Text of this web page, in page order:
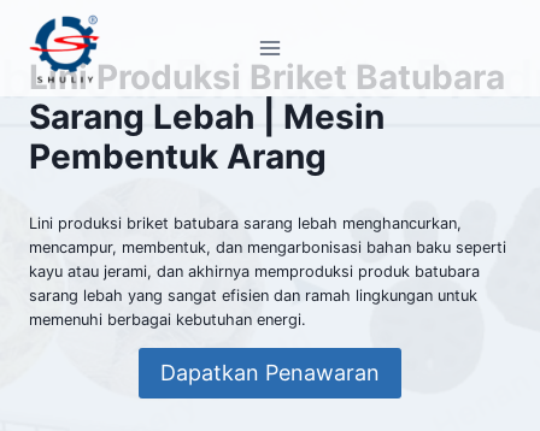
content
Lini Produksi Briket Batubara
Sarang Lebah | Mesin
Pembentuk Arang
Lini produksi briket batubara sarang lebah menghancurkan,
mencampur, membentuk, dan mengarbonisasi bahan baku seperti
kayu atau jerami, dan akhirnya memproduksi produk batubara
sarang lebah yang sangat efisien dan ramah lingkungan untuk
memenuhi berbagai kebutuhan energi.
Dapatkan Penawaran